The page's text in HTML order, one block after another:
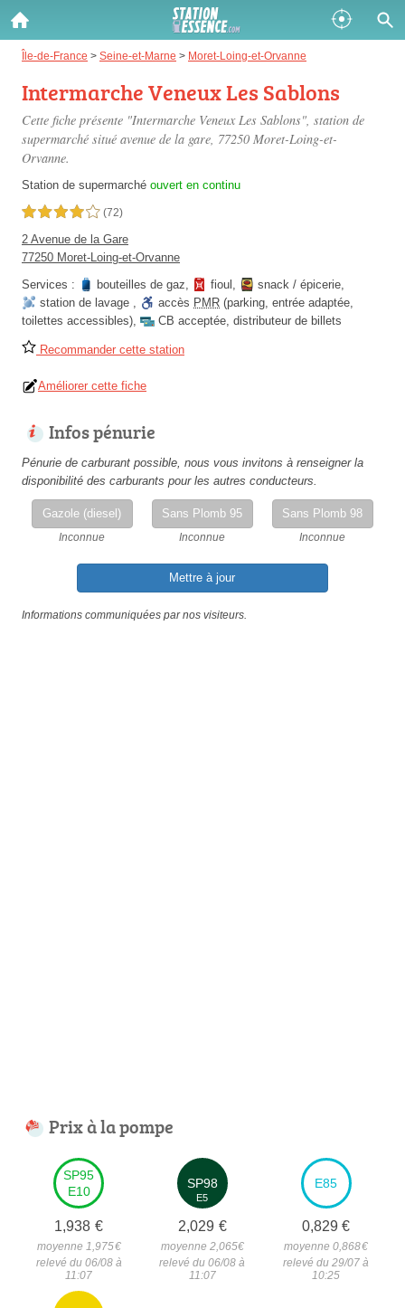
Île-de-France > Seine-et-Marne > Moret-Loing-et-Orvanne
Intermarche Veneux Les Sablons
Cette fiche présente "Intermarche Veneux Les Sablons", station de
supermarché situé avenue de la gare, 77250 Moret-Loing-et-
Orvanne.
Station de supermarché ouvert en continu
4,0 étoiles sur 5 (72)
2 Avenue de la Gare
77250 Moret-Loing-et-Orvanne
Services :
bouteilles de gaz, fioul , snack / épicerie,
station de lavage , accès PMR (parking, entrée adaptée,
toilettes accessibles), CB acceptée, distributeur de billets
Recommander cette station
Améliorer cette fiche
Infos pénurie
Pénurie de carburant possible, nous vous invitons à renseigner la
disponibilité des carburants pour les autres conducteurs.
Gazole (diesel)
Inconnue
Sans Plomb 95
Inconnue
Sans Plomb 98
Inconnue
Mettre à jour
Informations communiquées par nos visiteurs.
Prix à la pompe
SP95
E10
1,938 €
moyenne 1,975€
relevé du 06/08 à
11:07
SP98
E5
2,029 €
moyenne 2,065€
relevé du 06/08 à
11:07
E85
0,829 €
moyenne 0,868€
relevé du 29/07 à
10:25
Gazole :
Disponible Épuisé
SP 98 :
SP 95 :
Disponible